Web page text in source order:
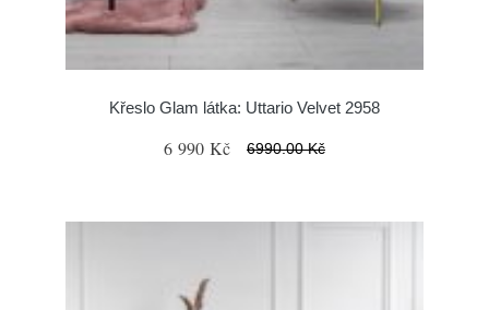
Křeslo Glam látka: Uttario Velvet 2958
6 990 Kč 6990.00 Kč